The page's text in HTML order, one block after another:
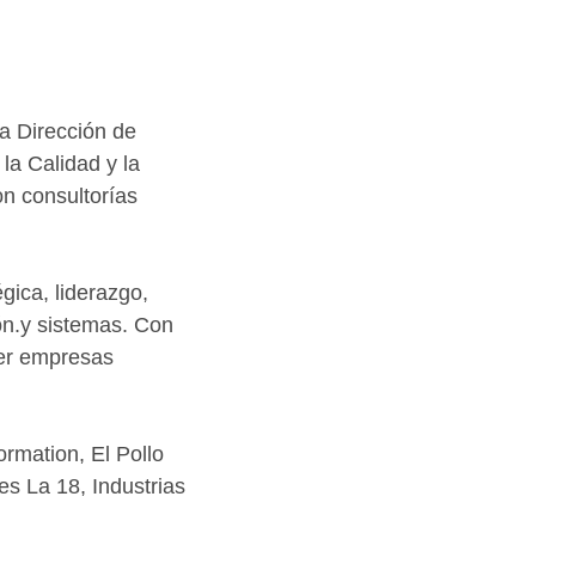
Dirección de
Calidad y la
consultorías
liderazgo,
sistemas. Con
empresas
El Pollo
La 18, Industrias